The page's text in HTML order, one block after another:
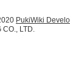
PukiWiki
CO., LTD.